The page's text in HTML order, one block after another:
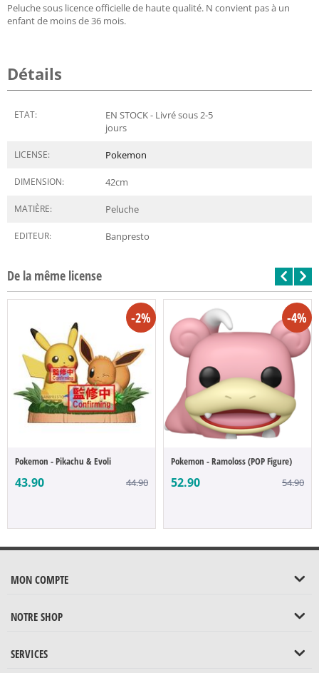
Peluche sous licence officielle de haute qualité. N convient pas à un
enfant de moins de 36 mois.
Détails
ETAT:
EN STOCK - Livré sous 2-5
jours
LICENSE: Pokemon
DIMENSION: 42cm
MATIÈRE: Peluche
EDITEUR: Banpresto
De la même license
-2%
Pokemon - Pikachu & Evoli
43.90 44.90
-4%
Pokemon - Ramoloss (POP Figure)
52.90 54.90
MON COMPTE
NOTRE SHOP
SERVICES